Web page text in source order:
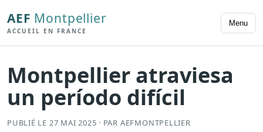
AEF Montpellier
ACCUEIL EN FRANCE
Menu
Montpellier atraviesa
un período difícil
PUBLIÉ LE 27 MAI 2025 · PAR AEFMONTPELLIER